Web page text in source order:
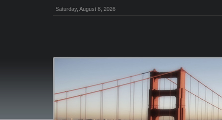
Saturday, August 8, 2026